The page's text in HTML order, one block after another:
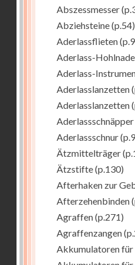
Abszessmesser
Abziehsteine(p.54)
Aderlassflieten
Aderlass-
Aderlass-
Aderlasslanzetten
Aderlasslanzetten
Aderlassschnäpper
Aderlassschnur
Ätzmittelträger
Ätzstifte(p.130)
Afterhaken zur
Afterzehenbinden
Agraffen(p.271)
Agraffenzangen
Akkumulatoren für